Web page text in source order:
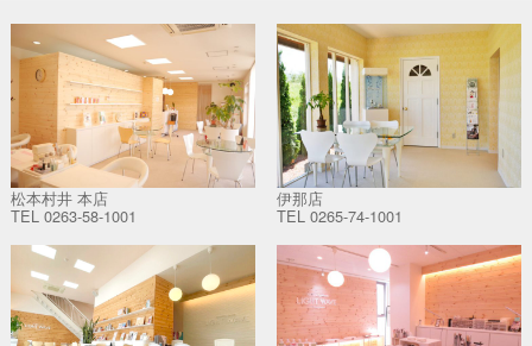
松本村井 本店
TEL 0263-58-1001
伊那店
TEL 0265-74-1001